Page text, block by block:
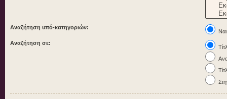
Αναζήτηση υπό-κατηγοριών:
Ναι
Αναζήτηση σε: